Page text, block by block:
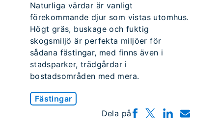
Naturliga värdar är vanligt
förekommande djur som vistas utomhus.
Högt gräs, buskage och fuktig
skogsmiljö är perfekta miljöer för
sådana fästingar, med finns även i
stadsparker, trädgårdar i
bostadsområden med mera.
Fästingar
Dela på